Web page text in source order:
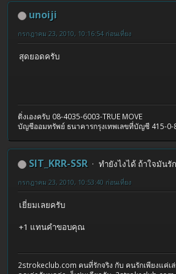
unoiji
กรกฎาคม 23, 2010, 10:16:54 ก่อนเที่ยง
สุดยอดครับ
ติ่งเองครับ 08-4035-6003-TRUE MOVE
บัญชีออมทรัพย์ ธนาคารกรุงเทพเลขที่บัญชี 415-0-
SIT_KRR-SSR
ทำยังไงได้ ถ้าใจมันรัก
กรกฎาคม 23, 2010, 10:53:40 ก่อนเที่ยง
เยี่ยมเลยครับ
+1 แทนคำขอบคุณ
2strokeclub.com คนที่รักจริง กับ คนรักเพียงแค่เ